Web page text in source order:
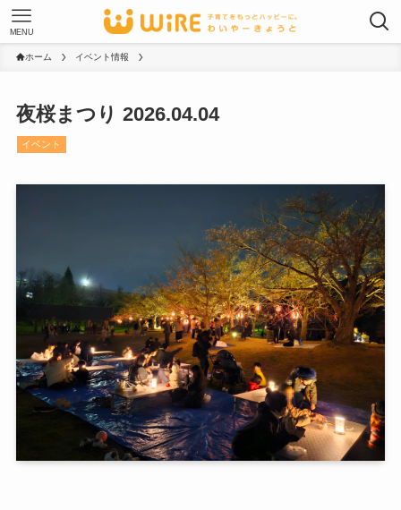
MENU
ホーム イベント情報
夜桜まつり 2026.04.04
イベント